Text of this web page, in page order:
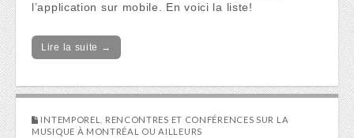
l’application sur mobile. En voici la liste!
Lire la suite →
INTEMPOREL
RENCONTRES ET CONFÉRENCES SUR LA
MUSIQUE À MONTRÉAL OU AILLEURS